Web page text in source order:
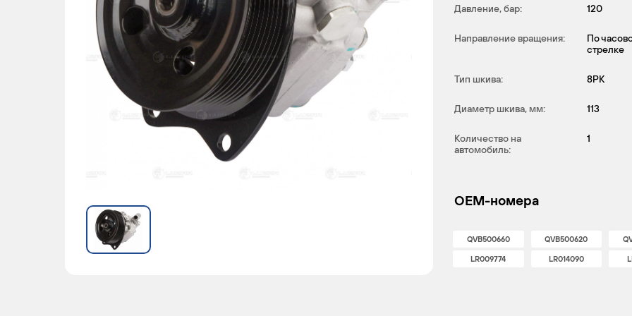
Давление, бар: 120
Направление вращения:
По
стрелке
Тип шкива: 8PK
Диаметр шкива, мм: 113
Количество на
автомобиль:
1
OEM-номера
QVB500660 QVB500620
LR009774 LR014090